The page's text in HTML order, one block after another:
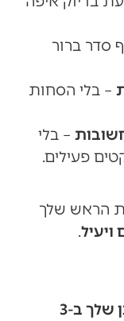
סדר ברור
– בלי הסחות
– בלי
פעילים.
הראש שלך
ויעיל.
איך ליישם את PARA באחסון הענן שלך ב-3